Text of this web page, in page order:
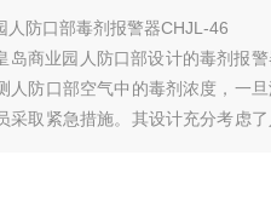
人防口部毒剂报警器CHJL-46
岛商业园人防口部设计的毒剂报
人防口部空气中的毒剂浓度，一
采取紧急措施。其设计充分考虑